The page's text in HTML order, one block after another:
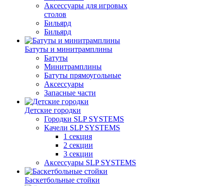
Аксессуары для игровых
столов
Бильяpд
Бильяpд
Батуты и минитрамплины
Батуты
Минитрамплины
Батуты прямоугольные
Аксессуары
Запасные части
Детские городки
Городки SLP SYSTEMS
Качели SLP SYSTEMS
1 секция
2 секции
3 секции
Аксессуары SLP SYSTEMS
Баскетбольные стойки